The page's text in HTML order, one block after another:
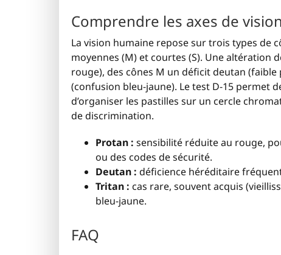
Comprendre les axes de
La vision humaine repose sur trois types de
moyennes (M) et courtes (S). Une altération
rouge), des cônes M un déficit deutan
(confusion bleu-jaune). Le test D-15 permet
d’organiser les pastilles sur un cercle
de discrimination.
Protan : sensibilité réduite au rouge,
ou des codes de sécurité.
Deutan : déficience héréditaire
Tritan : cas rare, souvent acquis
bleu-jaune.
FAQ